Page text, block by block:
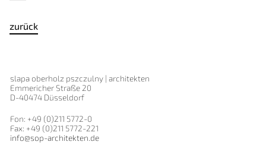
zurück
slapa oberholz pszczulny | architekten
Emmericher Straße 20
D-40474 Düsseldorf
Fon: +49 (0)211 5772-0
Fax: +49 (0)211 5772-221
info@sop-architekten.de